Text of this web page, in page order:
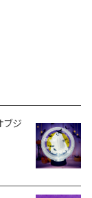
ジ